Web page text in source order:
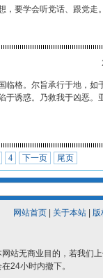
，要学会听党话、跟党走
临格。尔旨承行于地，如
于诱惑。乃救我于凶恶。
4 下一页 尾页
网站首页| 关于本站| 版
网站无商业目的，若我们
在24小时内撤下。